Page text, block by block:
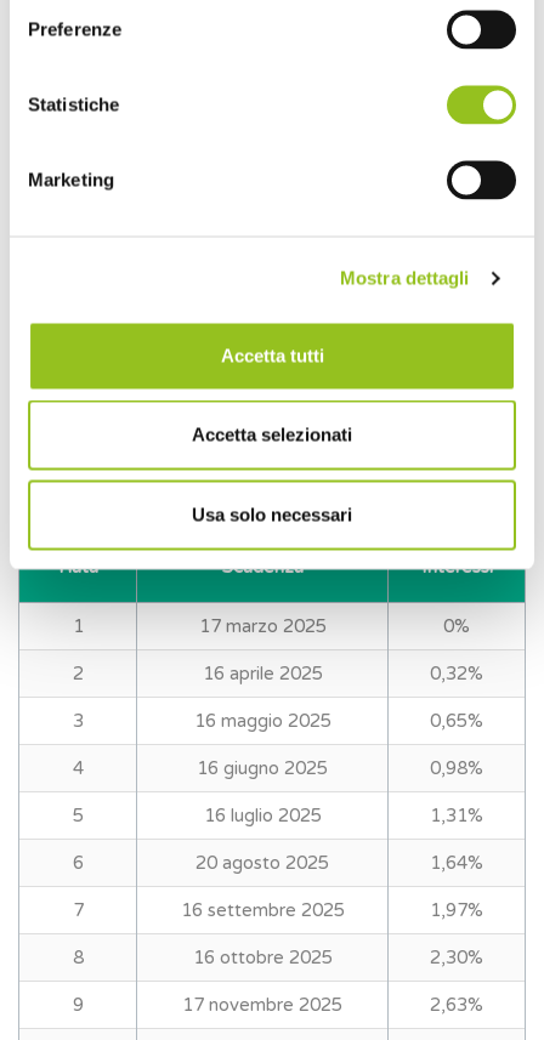
Preferenze
Statistiche
Marketing
Mostra dettagli
Accetta tutti
Accetta selezionati
Usa solo necessari
(quadro
VE e VJ);
dichiarazione IVA;
utilizzati durante l’anno.
Se si opta per la rateizzazione, è necessario
applicareinteressi dello 0,33% mensile, oltre alle
maggiorazioni per il differimento del saldo.
Esempio di rateizzazione dal 17 marzo 2025
Rata Scadenza Interessi
1 17 marzo 2025 0%
2 16 aprile 2025 0,32%
3 16 maggio 2025 0,65%
4 16 giugno 2025 0,98%
5 16 luglio 2025 1,31%
6 20 agosto 2025 1,64%
7 16 settembre 2025 1,97%
8 16 ottobre 2025 2,30%
9 17 novembre 2025 2,63%